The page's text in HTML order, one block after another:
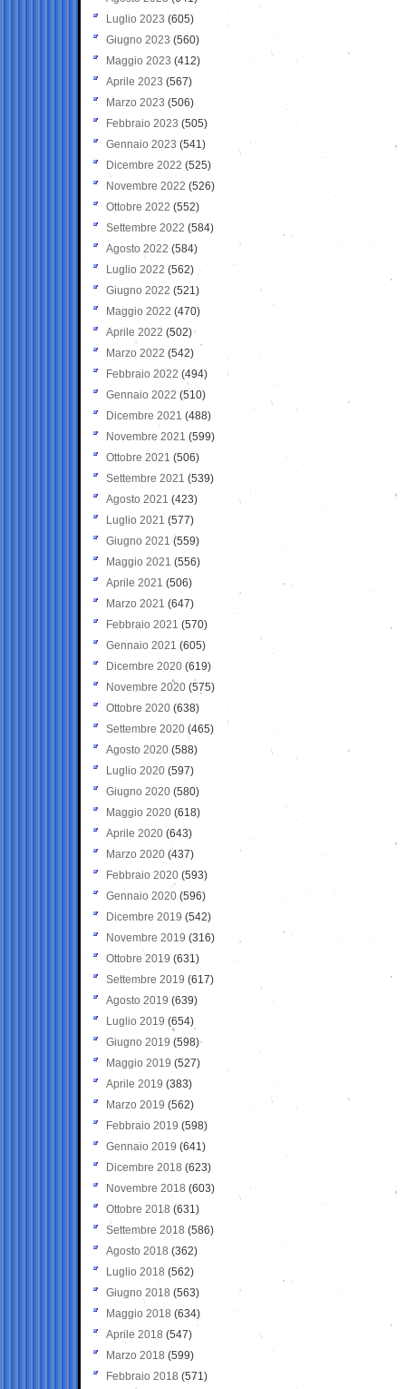
Luglio 2023 (605)
Giugno 2023 (560)
Maggio 2023 (412)
Aprile 2023 (567)
Marzo 2023 (506)
Febbraio 2023 (505)
Gennaio 2023 (541)
Dicembre 2022 (525)
Novembre 2022 (526)
Ottobre 2022 (552)
Settembre 2022 (584)
Agosto 2022 (584)
Luglio 2022 (562)
Giugno 2022 (521)
Maggio 2022 (470)
Aprile 2022 (502)
Marzo 2022 (542)
Febbraio 2022 (494)
Gennaio 2022 (510)
Dicembre 2021 (488)
Novembre 2021 (599)
Ottobre 2021 (506)
Settembre 2021 (539)
Agosto 2021 (423)
Luglio 2021 (577)
Giugno 2021(559)
Maggio 2021 (556)
Aprile 2021 (506)
Marzo 2021 (647)
Febbraio 2021 (570)
Gennaio 2021 (605)
Dicembre 2020 (619)
Novembre 2020 (575)
Ottobre 2020 (638)
Settembre 2020(465)
Agosto 2020 (588)
Luglio 2020 (597)
Giugno 2020 (580)
Maggio 2020 (618)
Aprile 2020 (643)
Marzo 2020 (437)
Febbraio 2020 (593)
Gennaio 2020 (596)
Dicembre 2019 (542)
Novembre 2019 (316)
Ottobre 2019 (631)
Settembre 2019 (617)
Agosto 2019 (639)
Luglio 2019 (654)
Giugno 2019 (598)
Maggio 2019 (527)
Aprile 2019 (383)
Marzo 2019 (562)
Febbraio 2019 (598)
Gennaio 2019 (641)
Dicembre 2018 (623)
Novembre 2018 (603)
Ottobre 2018 (631)
Settembre 2018 (586)
Agosto 2018 (362)
Luglio 2018 (562)
Giugno 2018 (563)
Maggio 2018 (634)
Aprile 2018 (547)
Marzo 2018 (599)
Febbraio 2018 (571)